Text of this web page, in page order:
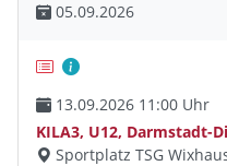
05.09.2026
13.09.2026 11:00 Uhr
KILA3, U12, Darmstadt-
Sportplatz TSG